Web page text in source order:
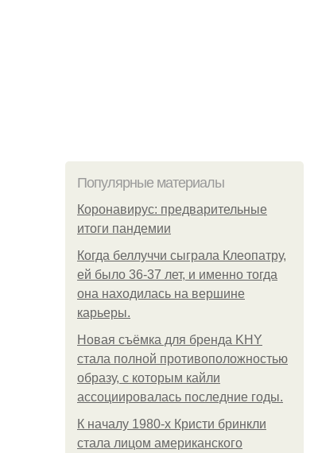
Популярные материалы
Коронавирус: предварительные
итоги пандемии
Когда беллуччи сыграла Клеопатру,
ей было 36-37 лет, и именно тогда
она находилась на вершине
карьеры.
Новая съёмка для бренда KHY
стала полной противоположностью
образу, с которым кайли
ассоциировалась последние годы.
К началу 1980-х Кристи бринкли
стала лицом американского